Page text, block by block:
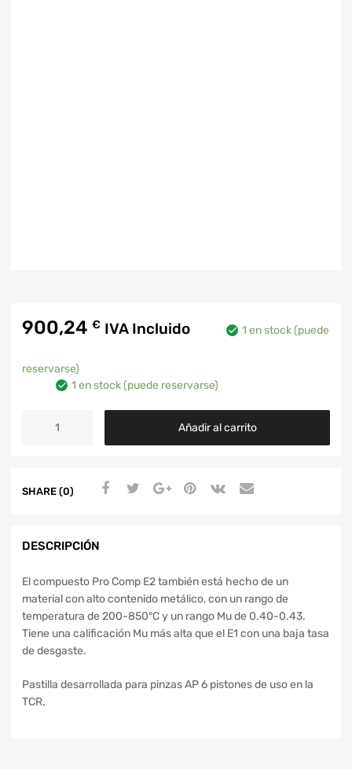
900,24 € IVA Incluido 1 en stock (puede
reservarse)
1 en stock (puede reservarse)
Añadir al carrito
SHARE (0)
DESCRIPCIÓN
El compuesto Pro Comp E2 también está hecho de un
material con alto contenido metálico, con un rango de
temperatura de 200-850°C y un rango Mu de 0.40-0.43.
Tiene una calificación Mu más alta que el E1 con una baja tasa
de desgaste.
Pastilla desarrollada para pinzas AP 6 pistones de uso en la
TCR.